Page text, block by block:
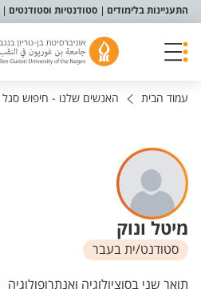
תפריט נגישות
התעניינות בלימודים סטודנטיות וסטודנטים
עמוד הבית האנשים שלנו - חיפוש סגל
מיטל ונוק
סטודנט/ית בעבר
יחידות
תואר שני בסוציולוגיה ואנתרופולוגיה